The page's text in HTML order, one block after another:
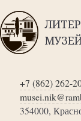
+7 (862) 262-
354000,